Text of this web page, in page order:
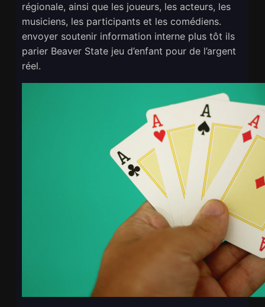
régionale, ainsi que les joueurs, les acteurs, les
musiciens, les participants et les comédiens.
envoyer soutenir information interne plus tôt ils
parier Beaver State jeu d’enfant pour de l’argent
réel.